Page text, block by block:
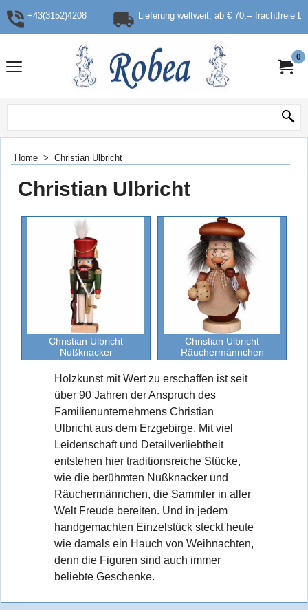
+43(3152)4208 Lieferung weltweit; ab € 70,-- frachtfreie
0
Home > Christian Ulbricht
Christian Ulbricht
Christian Ulbricht
Nußknacker
Christian Ulbricht
Räuchermännchen
Holzkunst mit Wert zu erschaffen ist seit
über 90 Jahren der Anspruch des
Familienunternehmens Christian
Ulbricht aus dem Erzgebirge. Mit viel
Leidenschaft und Detailverliebtheit
entstehen hier traditionsreiche Stücke,
wie die berühmten Nußknacker und
Räuchermännchen, die Sammler in aller
Welt Freude bereiten. Und in jedem
handgemachten Einzelstück steckt heute
wie damals ein Hauch von Weihnachten,
denn die Figuren sind auch immer
beliebte Geschenke.